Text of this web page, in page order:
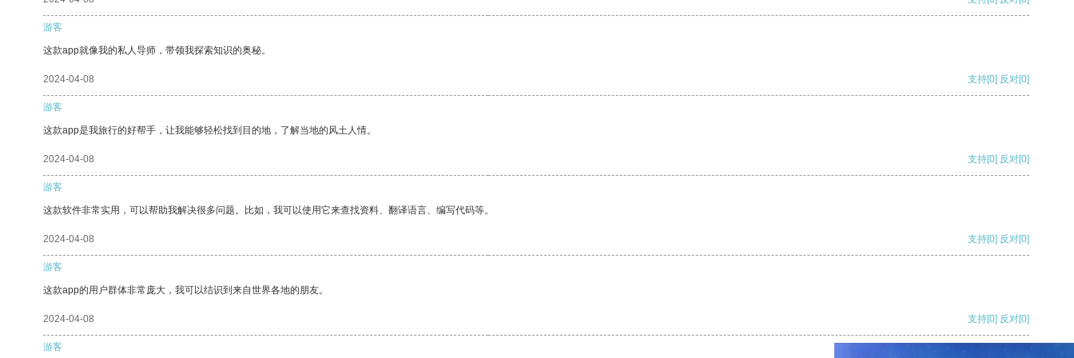
游客
这款app就像我的私人导师，带领我探索知识的奥秘。
2024-04-08 支持[0] 反对[0]
游客
这款app是我旅行的好帮手，让我能够轻松找到目的地，了解当地的风土人情。
2024-04-08 支持[0] 反对[0]
游客
这款软件非常实用，可以帮助我解决很多问题。比如，我可以使用它来查找资料、翻译语言、编写代码等。
2024-04-08 支持[0] 反对[0]
游客
这款app的用户群体非常庞大，我可以结识到来自世界各地的朋友。
2024-04-08 支持[0] 反对[0]
游客